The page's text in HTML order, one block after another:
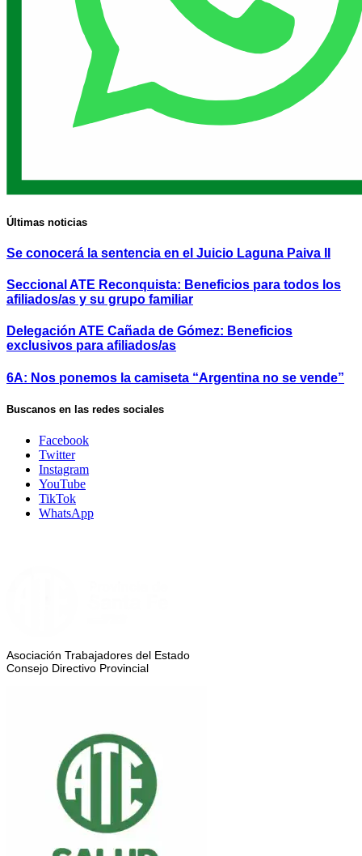
Últimas noticias
Se conocerá la sentencia en el Juicio Laguna Paiva II
Seccional ATE Reconquista: Beneficios para todos los
afiliados/as y su grupo familiar
Delegación ATE Cañada de Gómez: Beneficios
exclusivos para afiliados/as
6A: Nos ponemos la camiseta “Argentina no se vende”
Buscanos en las redes sociales
Facebook
Twitter
Instagram
YouTube
TikTok
WhatsApp
Asociación Trabajadores del Estado
Consejo Directivo Provincial